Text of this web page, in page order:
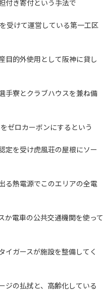
付き寄付という手法で
受けて運営している第一工区
目的外使用として阪神に貸し
手寮とクラブハウスを兼ね備
ゼロカーボンにするという
定を受け虎風荘の屋根にソー
る熱電源でこのエリアの全電
か電車の公共交通機関を使って
イガースが施設を整備してく
ジの払拭と、高齢化している